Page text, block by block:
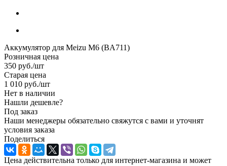
Аккумулятор для Meizu M6 (BA711)
Розничная цена
350 руб./шт
Старая цена
1 010 руб./шт
Нет в наличии
Нашли дешевле?
Под заказ
Наши менеджеры обязательно свяжутся с вами и уточнят
условия заказа
Поделиться
Цена действительна только для интернет-магазина и может